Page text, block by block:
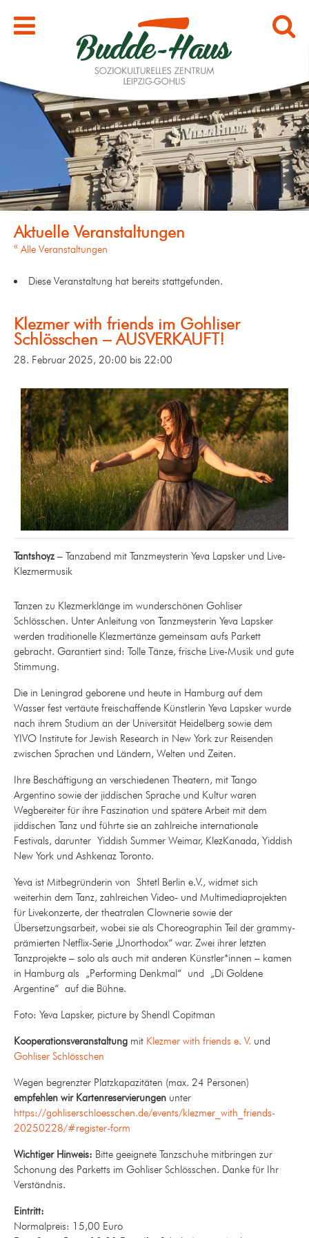
« Alle Veranstaltungen
Diese Veranstaltung hat bereits stattgefunden.
Klezmer with friends im Gohliser
Schlösschen – AUSVERKAUFT!
28. Februar 2025, 20:00 bis 22:00
Tantshoyz – Tanzabend mit Tanzmeysterin Yeva Lapsker und Live-
Klezmermusik
Tanzen zu Klezmerklänge im wunderschönen Gohliser
Schlösschen. Unter Anleitung von Tanzmeysterin Yeva Lapsker
werden traditionelle Klezmertänze gemeinsam aufs Parkett
gebracht. Garantiert sind: Tolle Tänze, frische Live-Musik und gute
Stimmung.
Die in Leningrad geborene und heute in Hamburg auf dem
Wasser fest vertäute freischaffende Künstlerin Yeva Lapsker wurde
nach ihrem Studium an der Universität Heidelberg sowie dem
YIVO Institute for Jewish Research in New York zur Reisenden
zwischen Sprachen und Ländern, Welten und Zeiten.
Ihre Beschäftigung an verschiedenen Theatern, mit Tango
Argentino sowie der jiddischen Sprache und Kultur waren
Wegbereiter für ihre Faszination und spätere Arbeit mit dem
jiddischen Tanz und führte sie an zahlreiche internationale
Festivals, darunter Yiddish Summer Weimar, KlezKanada, Yiddish
New York und Ashkenaz Toronto.
Yeva ist Mitbegründerin von Shtetl Berlin e.V., widmet sich
weiterhin dem Tanz, zahlreichen Video- und Multimediaprojekten
für Livekonzerte, der theatralen Clownerie sowie der
Übersetzungsarbeit, wobei sie als Choreographin Teil der grammy-
prämierten Netflix-Serie „Unorthodox“ war. Zwei ihrer letzten
Tanzprojekte – solo als auch mit anderen Künstler*innen – kamen
in Hamburg als „Performing Denkmal“ und „Di Goldene
Argentine“ auf die Bühne.
Foto: Yeva Lapsker, picture by Shendl Copitman
Kooperationsveranstaltung mit Klezmer with friends e. V. und
Gohliser Schlösschen
Wegen begrenzter Platzkapazitäten (max. 24 Personen)
empfehlen wir Kartenreservierungen unter
https://gohliserschloesschen.de/events/klezmer_with_friends-
20250228/#register-form
Wichtiger Hinweis: Bitte geeignete Tanzschuhe mitbringen zur
Schonung des Parketts im Gohliser Schlösschen. Danke für Ihr
Verständnis.
Eintritt:
Normalpreis: 15,00 Euro